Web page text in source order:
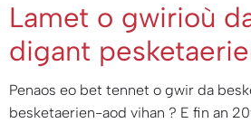
Lamet o gwirioù
digant
Penaos eo bet tennet o gwir da
besketaerien-aod vihan ? E fin an